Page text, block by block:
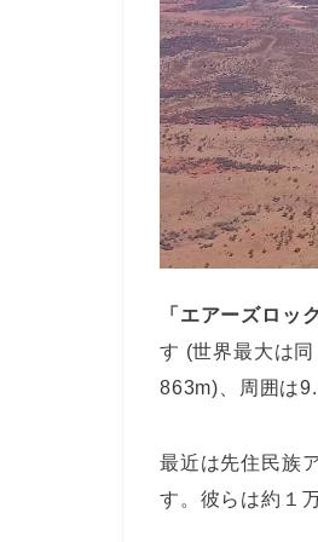
「エアーズロック
す (世界最大は
863m)、周囲は
最近は先住民族
す。彼らは約１